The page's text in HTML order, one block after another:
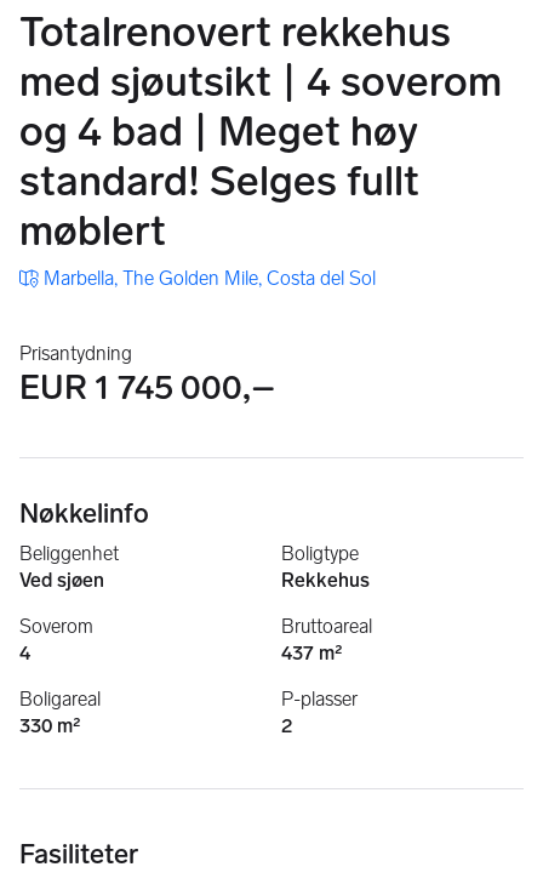
Totalrenovert rekkehus
med sjøutsikt | 4 soverom
og 4 bad | Meget høy
standard! Selges fullt
møblert
Marbella, The Golden Mile, Costa del Sol
Prisantydning
EUR 1 745 000,–
Nøkkelinfo
Beliggenhet
Ved sjøen
Boligtype
Rekkehus
Soverom
4
Bruttoareal
437 m²
Boligareal
330 m²
P-plasser
2
Fasiliteter